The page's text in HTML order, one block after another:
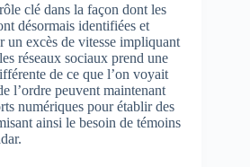
clé dans la façon dont les
désormais identifiées et
un excès de vitesse impliquant
réseaux sociaux prend une
de ce que l’on voyait
l’ordre peuvent maintenant
numériques pour établir des
ainsi le besoin de témoins